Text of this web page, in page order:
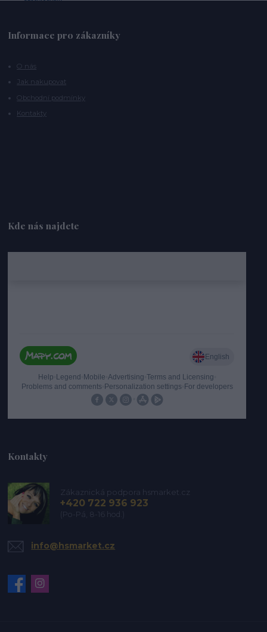
Informace pro zákazníky
O nás
Jak nakupovat
Obchodní podmínky
Kontakty
Kde nás najdete
Kontakty
Zákaznická podpora hsmarket.cz
+420 722 936 923
(Po-Pá, 8-16 hod.)
info@hsmarket.cz